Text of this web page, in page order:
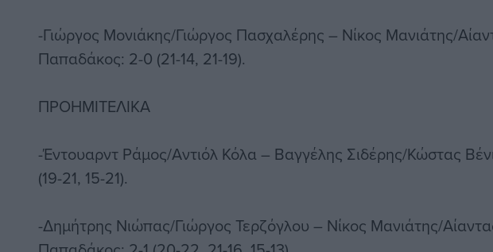
-Γιώργος Μονιάκης/Γιώργος Πασχαλέρης – Νίκος Μανιάτης/
Παπαδάκος: 2-0 (21-14, 21-19).
ΠΡΟΗΜΙΤΕΛΙΚΑ
-Έντουαρντ Ράμος/Αντιόλ Κόλα – Βαγγέλης Σιδέρης/Κώστας
(19-21, 15-21).
-Δημήτρης Νιώπας/Γιώργος Τερζόγλου – Νίκος Μανιάτης/